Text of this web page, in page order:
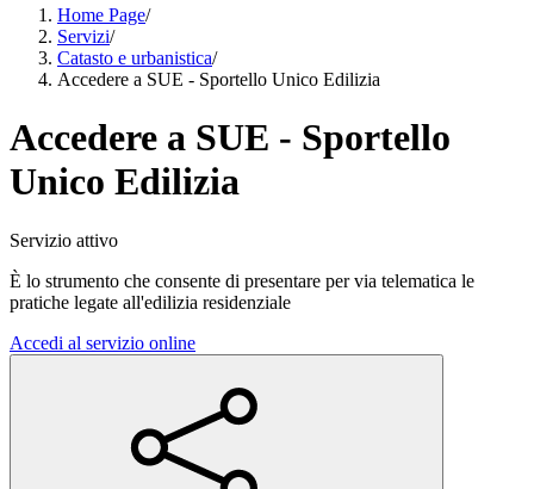
Home Page/
Servizi/
Catasto e urbanistica/
Accedere a SUE - Sportello Unico Edilizia
Accedere a SUE - Sportello
Unico Edilizia
Servizio attivo
È lo strumento che consente di presentare per via telematica le
pratiche legate all'edilizia residenziale
Accedi al servizio online